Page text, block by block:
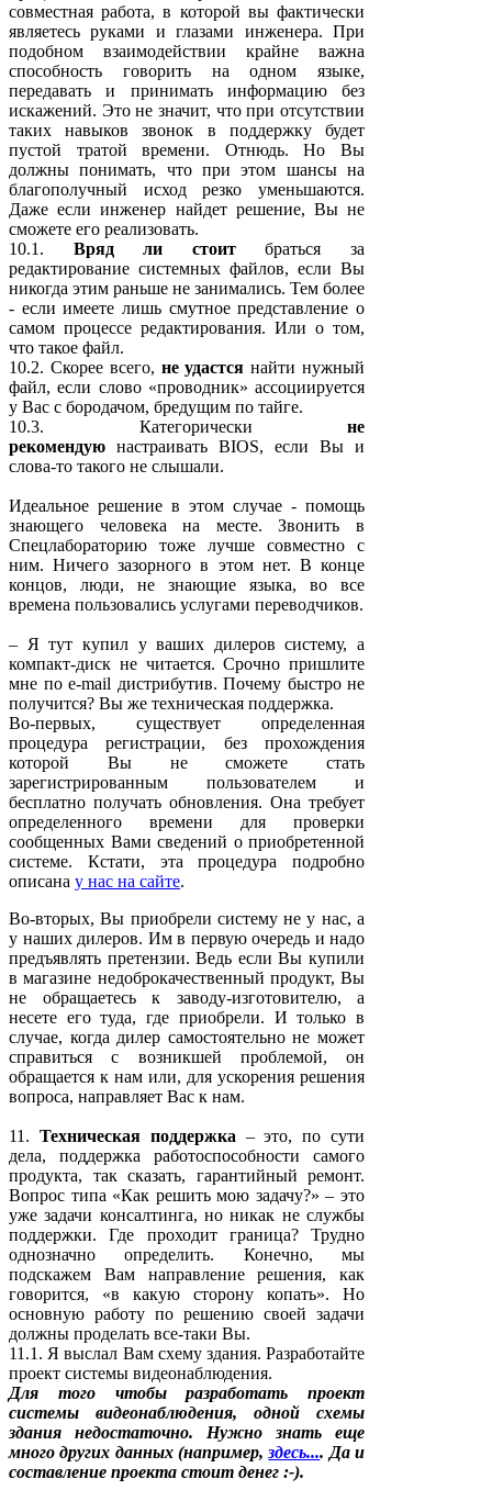
совместная работа, в которой вы фактически
являетесь руками и глазами инженера. При
подобном взаимодействии крайне важна
способность говорить на одном языке,
передавать и принимать информацию без
искажений. Это не значит, что при отсутствии
таких навыков звонок в поддержку будет
пустой тратой времени. Отнюдь. Но Вы
должны понимать, что при этом шансы на
благополучный исход резко уменьшаются.
Даже если инженер найдет решение, Вы не
сможете его реализовать.
10.1. Вряд ли стоитбраться за
редактирование системных файлов, если Вы
никогда этим раньше не занимались. Тем более
- если имеете лишь смутное представление о
самом процессе редактирования. Или о том,
что такое файл.
10.2. Скорее всего, не удастсянайти нужный
файл, если слово «проводник» ассоциируется
у Вас с бородачом, бредущим по тайге.
10.3. Категорически не
рекомендую настраивать BIOS, если Вы и
слова-то такого не слышали.
Идеальное решение в этом случае - помощь
знающего человека на месте. Звонить в
Спецлабораторию тоже лучше совместно с
ним. Ничего зазорного в этом нет. В конце
концов, люди, не знающие языка, во все
времена пользовались услугами переводчиков.
– Я тут купил у ваших дилеров систему, а
компакт-диск не читается. Срочно пришлите
мне по e-mail дистрибутив. Почему быстро не
получится? Вы же техническая поддержка.
Во-первых, существует определенная
процедура регистрации, без прохождения
которой Вы не сможете стать
зарегистрированным пользователем и
бесплатно получать обновления. Она требует
определенного времени для проверки
сообщенных Вами сведений о приобретенной
системе. Кстати, эта процедура подробно
описана у нас на сайте.
Во-вторых, Вы приобрели систему не у нас, а
у наших дилеров. Им в первую очередь и надо
предъявлять претензии. Ведь если Вы купили
в магазине недоброкачественный продукт, Вы
не обращаетесь к заводу-изготовителю, а
несете его туда, где приобрели. И только в
случае, когда дилер самостоятельно не может
справиться с возникшей проблемой, он
обращается к нам или, для ускорения решения
вопроса, направляет Вас к нам.
11. Техническая поддержка – это, по сути
дела, поддержка работоспособности самого
продукта, так сказать, гарантийный ремонт.
Вопрос типа «Как решить мою задачу?» – это
уже задачи консалтинга, но никак не службы
поддержки. Где проходит граница? Трудно
однозначно определить. Конечно, мы
подскажем Вам направление решения, как
говорится, «в какую сторону копать». Но
основную работу по решению своей задачи
должны проделать все-таки Вы.
11.1. Я выслал Вам схему здания. Разработайте
проект системы видеонаблюдения.
Для того чтобы разработать проект
системы видеонаблюдения, одной схемы
здания недостаточно. Нужно знать еще
много других данных (например,здесь.... Да и
составление проекта стоит денег :-).